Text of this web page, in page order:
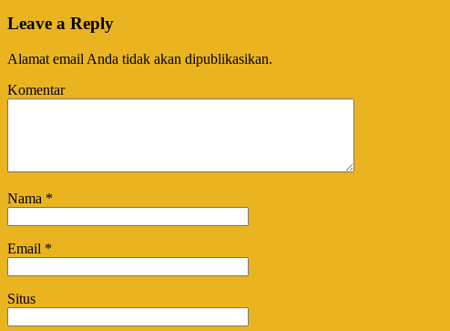
Leave a Reply
Alamat email Anda tidak akan dipublikasikan.
Komentar
Nama *
Email *
Situs